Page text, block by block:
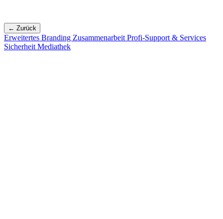
← Zurück
Erweitertes Branding Zusammenarbeit Profi-Support & Services
Sicherheit Mediathek